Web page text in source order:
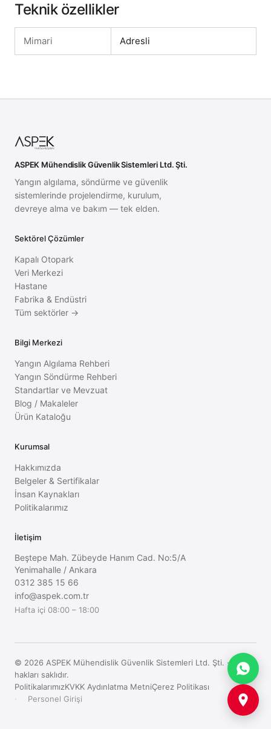
Teknik özellikler
Mimari Adresli
ASPEK Mühendislik Güvenlik Sistemleri Ltd. Şti.
Yangın algılama, söndürme ve güvenlik
sistemlerinde projelendirme, kurulum,
devreye alma ve bakım — tek elden.
Sektörel Çözümler
Kapalı Otopark
Veri Merkezi
Hastane
Fabrika & Endüstri
Tüm sektörler →
Bilgi Merkezi
Yangın Algılama Rehberi
Yangın Söndürme Rehberi
Standartlar ve Mevzuat
Blog / Makaleler
Ürün Kataloğu
Kurumsal
Hakkımızda
Belgeler & Sertifikalar
İnsan Kaynakları
Politikalarımız
İletişim
Beştepe Mah. Zübeyde Hanım Cad. No:5/A
Yenimahalle / Ankara
0312 385 15 66
info@aspek.com.tr
Hafta içi 08:00 – 18:00
© 2026 ASPEK Mühendislik Güvenlik Sistemleri Ltd. Şti. · Tüm
hakları saklıdır.
PolitikalarımızKVKK Aydınlatma MetniÇerez Politikası
Personel Girişi